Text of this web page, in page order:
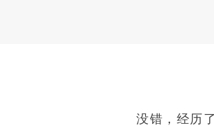
没错，经历